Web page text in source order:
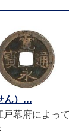
ん）...
幕府によっ